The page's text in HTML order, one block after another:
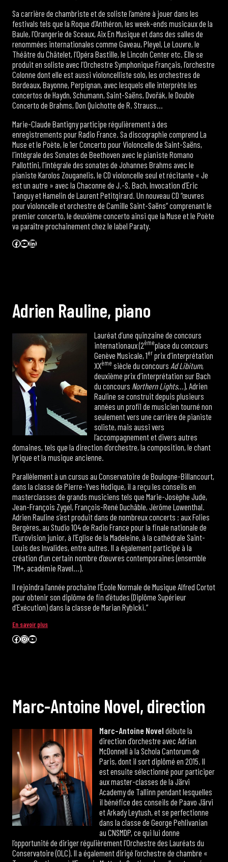
Sa carrière de chambriste et de soliste l’amène à jouer dans les
festivals tels que la Roque d’Anthéron, les week-ends musicaux de la
Baule, l’Orangerie de Sceaux, Aix En Musique et dans des salles de
renommées internationales comme Gaveau, Pleyel, Le Louvre, le
Théâtre du Châtelet, l’Opéra Bastille, le Lincoln Center etc. Elle se
produit en soliste avec l’Orchestre Symphonique Français, l’orchestre
Colonne dont elle est aussi violoncelliste solo, les orchestres de
Bordeaux, Bayonne, Perpignan, avec lesquels elle interprète les
concertos de Haydn, Schumann, Saint-Saëns, Dvořák, le Double
Concerto de Brahms, Don Quichotte de R. Strauss…
Marie-Claude Bantigny participe régulièrement à des
enregistrements pour Radio France. Sa discographie comprend La
Muse et le Poète, le 1er Concerto pour Violoncelle de Saint-Saëns,
l’intégrale des Sonates de Beethoven avec le pianiste Romano
Pallottini, l’intégrale des sonates de Johannes Brahms avec le
pianiste Karolos Zouganelis, le CD violoncelle seul et récitante « Je
est un autre » avec la Chaconne de J.-S. Bach, Invocation d’Eric
Tanguy et Hamelin de Laurent Petitgirard. Un nouveau CD “œuvres
pour violoncelle et orchestre de Camille Saint-Saëns” comprenant le
premier concerto, le deuxième concerto ainsi que la Muse et le Poète
va paraître prochainement chez le label Paraty.
Facebook
YouTube
LinkedIn
Adrien Rauline, piano
Lauréat d’une quinzaine de concours
internationaux (2èmeplace du concours
Genève Musicale, 1erprix d’interprétation
XXème siècle du concours Ad Libitum,
deuxième prix d’interprétation sur Bach
du concours Northern Lights…), Adrien
Rauline se construit depuis plusieurs
années un profil de musicien tourné non
seulement vers une carrière de pianiste
soliste, mais aussi vers
l’accompagnement et divers autres
domaines, tels que la direction d’orchestre, la composition, le chant
lyrique et la musique ancienne.
Parallèlement à un cursus au Conservatoire de Boulogne-Billancourt,
dans la classe de Pierre-Yves Hodique, il a reçu les conseils en
masterclasses de grands musiciens tels que Marie-Josèphe Jude,
Jean-François Zygel, François-René Duchâble, Jérôme Lowenthal.
Adrien Rauline s’est produit dans de nombreux concerts : aux Folies
Bergères, au Studio 104 de Radio France pour la finale nationale de
l’Eurovision junior, à l’Eglise de la Madeleine, à la cathédrale Saint-
Louis des Invalides, entre autres. Il a également participé à la
création d’un certain nombre d’œuvres contemporaines (ensemble
TM+, académie Ravel…).
Il rejoindra l’année prochaine l’École Normale de Musique Alfred Cortot
pour obtenir son diplôme de fin d’études (Diplôme Supérieur
d’Exécution) dans la classe de Marian Rybicki.”
En savoir plus
Facebook
Instagram
YouTube
Marc-Antoine Novel, direction
Marc-Antoine Novel débute la
direction d’orchestre avec Adrian
McDonnell à la Schola Cantorum de
Paris, dont il sort diplômé en 2015. Il
est ensuite sélectionné pour participer
aux master-classes de la Järvi
Academy de Tallinn pendant lesquelles
il bénéfice des conseils de Paavo Järvi
et Arkady Leytush, et se perfectionne
dans la classe de George Pehlivanian
au CNSMDP, ce qui lui donne
l’opportunité de diriger régulièrement l’Orchestre des Lauréats du
Conservatoire (OLC). Il a également dirigé l’orchestre de chambre «